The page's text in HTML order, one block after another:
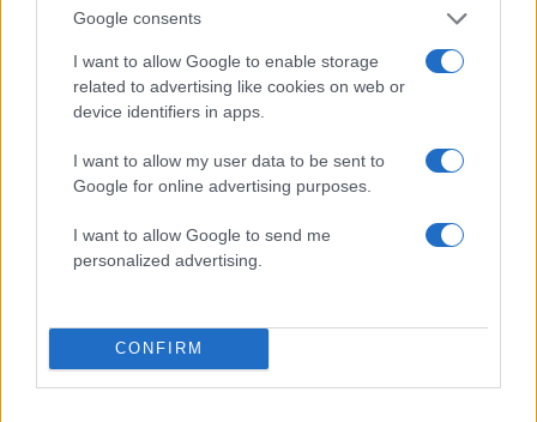
Google consents
I want to allow Google to enable storage
related to advertising like cookies on web or
device identifiers in apps.
I want to allow my user data to be sent to
Google for online advertising purposes.
I want to allow Google to send me
personalized advertising.
CONFIRM
φυσικότητα στο στιλ!
30.01.2019 by Ιωαννα Κουρου
Fashion
Η καινούρια εντυπωσιακή συλλογή της
ηλιόλουστη διάθεση
Fashion
A Warm Soft Of Parade: Η νέα καμπάνια
αισθητική
ΔΙΑΦΗΜΙΣΗ